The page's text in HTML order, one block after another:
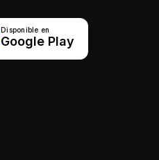
Disponible en
Google Play